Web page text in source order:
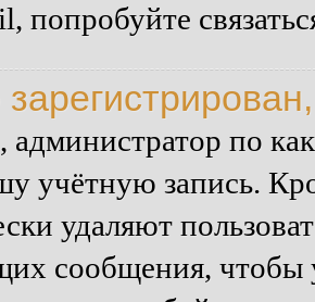
попробуйте
по
учётную запись.
удаляют
сообщения, чтобы